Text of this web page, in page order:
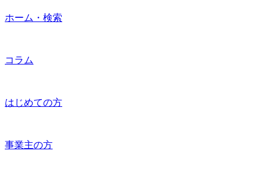
ホーム・検索
コラム
はじめての方
事業主の方